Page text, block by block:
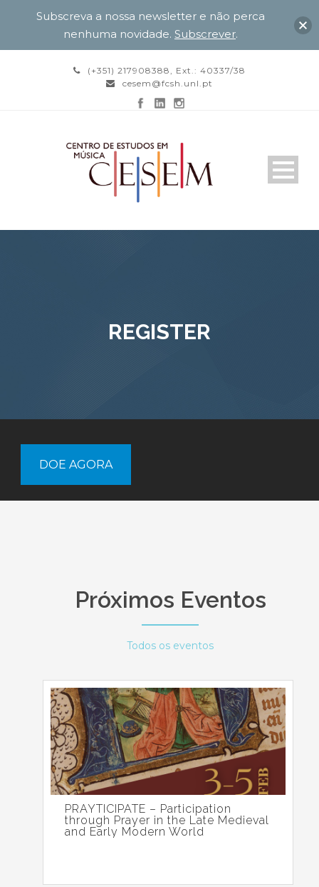
(+351) 217908388, Ext.: 40337/38
cesem@fcsh.unl.pt
REGISTER
DOE AGORA
Próximos Eventos
Todos os eventos
PRAYTICIPATE – Participation
through Prayer in the Late Medieval
and Early Modern World
Subscreva a nossa newsletter e não perca
nenhuma novidade. Subscrever.